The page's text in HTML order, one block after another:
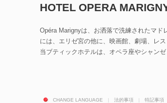
HOTEL OPERA
Opéra Marignyは、お洒落で洗練されたマ
には、エリゼ宮の他に、映画館、劇場、レ
当ブティックホテルは、オペラ座やシャン
CHANGE LANGUAGE | 法的事項 | 特記事項